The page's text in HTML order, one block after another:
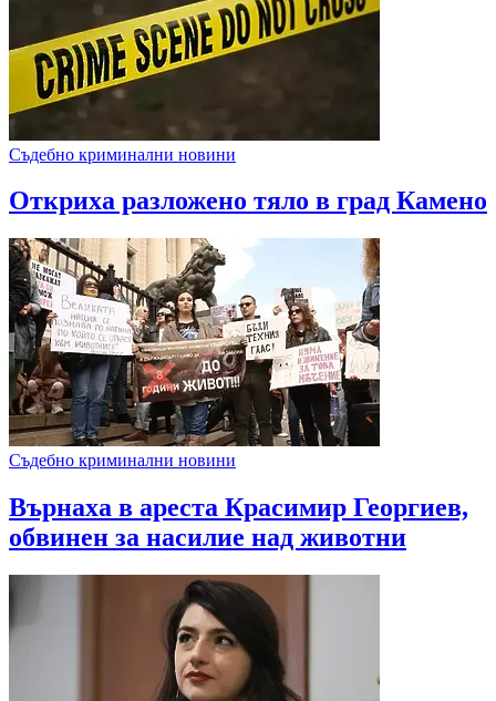
Съдебно криминални новини
Откриха разложено тяло в град Камено
Съдебно криминални новини
Върнаха в ареста Красимир Георгиев,
обвинен за насилие над животни